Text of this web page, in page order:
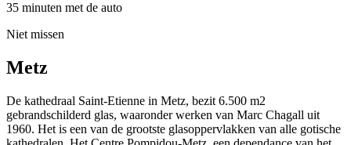
35 minuten met de auto
Niet missen
Metz
De kathedraal Saint-Etienne in Metz, bezit 6.500 m2
gebrandschilderd glas, waaronder werken van Marc Chagall uit
1960. Het is een van de grootste glasoppervlakken van alle gotische